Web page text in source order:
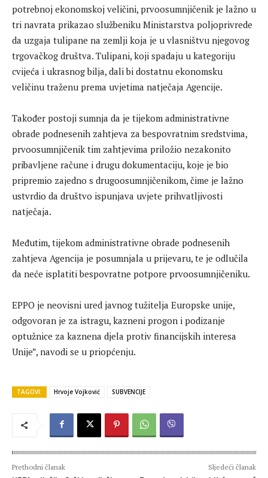
potrebnoj ekonomskoj veličini, prvoosumnjičenik je lažno u
tri navrata prikazao službeniku Ministarstva poljoprivrede
da uzgaja tulipane na zemlji koja je u vlasništvu njegovog
trgovačkog društva. Tulipani, koji spadaju u kategoriju
cvijeća i ukrasnog bilja, dali bi dostatnu ekonomsku
veličinu traženu prema uvjetima natječaja Agencije.
Također postoji sumnja da je tijekom administrativne
obrade podnesenih zahtjeva za bespovratnim sredstvima,
prvoosumnjičenik tim zahtjevima priložio nezakonito
pribavljene račune i drugu dokumentaciju, koje je bio
pripremio zajedno s drugoosumnjičenikom, čime je lažno
ustvrdio da društvo ispunjava uvjete prihvatljivosti
natječaja.
Međutim, tijekom administrativne obrade podnesenih
zahtjeva Agencija je posumnjala u prijevaru, te je odlučila
da neće isplatiti bespovratne potpore prvoosumnjičeniku.
EPPO je neovisni ured javnog tužitelja Europske unije,
odgovoran je za istragu, kazneni progon i podizanje
optužnice za kaznena djela protiv financijskih interesa
Unije”, navodi se u priopćenju.
TAGOVI: Hrvoje Vojković SUBVENCIJE
Prethodni članak Sljedeći članak